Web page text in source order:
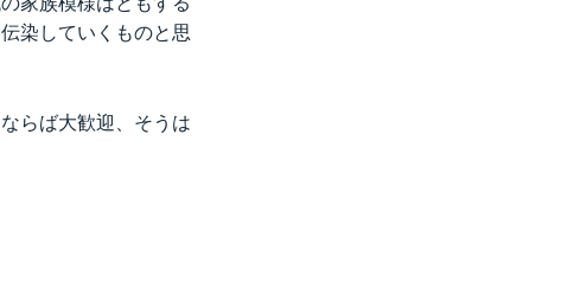
染していくものと思
らば大歓迎、そうは